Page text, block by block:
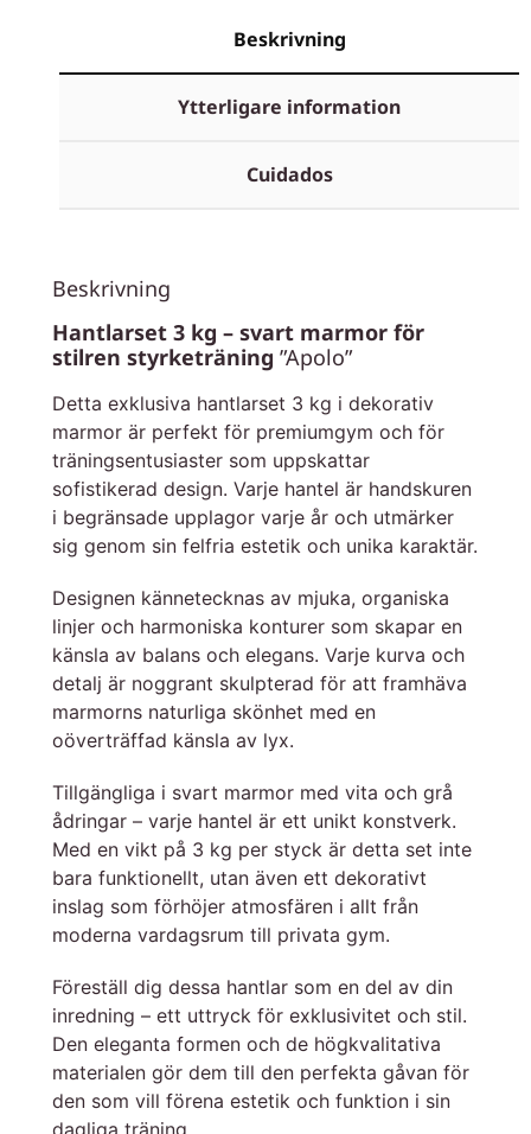
Beskrivning
Ytterligare information
Cuidados
Beskrivning
Hantlarset 3 kg – svart marmor för
stilren styrketräning ”Apolo”
Detta exklusiva hantlarset 3 kg i dekorativ
marmor är perfekt för premiumgym och för
träningsentusiaster som uppskattar
sofistikerad design. Varje hantel är handskuren
i begränsade upplagor varje år och utmärker
sig genom sin felfria estetik och unika karaktär.
Designen kännetecknas av mjuka, organiska
linjer och harmoniska konturer som skapar en
känsla av balans och elegans. Varje kurva och
detalj är noggrant skulpterad för att framhäva
marmorns naturliga skönhet med en
oöverträffad känsla av lyx.
Tillgängliga i svart marmor med vita och grå
ådringar – varje hantel är ett unikt konstverk.
Med en vikt på 3 kg per styck är detta set inte
bara funktionellt, utan även ett dekorativt
inslag som förhöjer atmosfären i allt från
moderna vardagsrum till privata gym.
Föreställ dig dessa hantlar som en del av din
inredning – ett uttryck för exklusivitet och stil.
Den eleganta formen och de högkvalitativa
materialen gör dem till den perfekta gåvan för
den som vill förena estetik och funktion i sin
dagliga träning.